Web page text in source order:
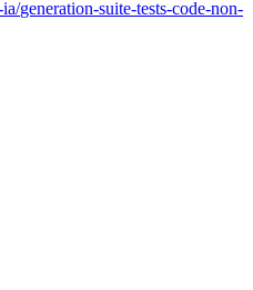
ia/generation-suite-tests-code-non-